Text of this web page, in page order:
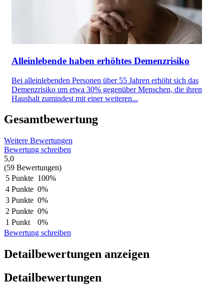
Alleinlebende haben erhöhtes Demenzrisiko
Bei alleinlebenden Personen über 55 Jahren erhöht sich das
Demenzrisiko um etwa 30% gegenüber Menschen, die ihren
Haushalt zumindest mit einer weiteren...
Gesamtbewertung
Weitere Bewertungen
Bewertung schreiben
5,0
(59 Bewertungen)
5 Punkte 100%
4 Punkte 0%
3 Punkte 0%
2 Punkte 0%
1 Punkt
0%
Bewertung schreiben
Detailbewertungen anzeigen
Detailbewertungen